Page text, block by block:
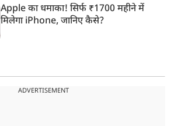
Apple का धमाका! सिर्फ ₹1700 महीने में
मिलेगा iPhone, जानिए कैसे?
ADVERTISEMENT